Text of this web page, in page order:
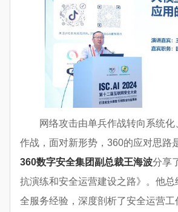
网络攻击由单兵作战转向系统
作战，面对新形势，360的应对思路
360数字安全集团副总裁王海波分享
抗演练和安全运营建设之路》。他总
全服务经验，深度剖析了安全运营工